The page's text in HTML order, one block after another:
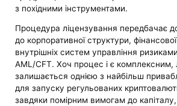
з похідними інструментами.
Процедура ліцензування передбачає
до корпоративної структури, фінансової
внутрішніх систем управління
AML/CFT. Хоч процес і є комплексним,
залишається однією з найбільш
для запуску регульованих
завдяки помірним вимогам до